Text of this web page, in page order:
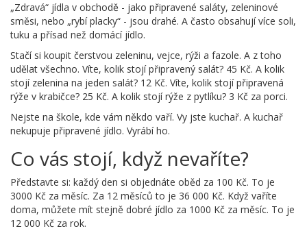
„Zdravá“ jídla v obchodě - jako připravené saláty, zeleninové
směsi, nebo „rybí placky“ - jsou drahé. A často obsahují více soli,
tuku a přísad než domácí jídlo.
Stačí si koupit čerstvou zeleninu, vejce, rýži a fazole. A z toho
udělat všechno. Víte, kolik stojí připravený salát? 45 Kč. A kolik
stojí zelenina na jeden salát? 12 Kč. Víte, kolik stojí připravená
rýže v krabičce? 25 Kč. A kolik stojí rýže z pytlíku? 3 Kč za porci.
Nejste na škole, kde vám někdo vaří. Vy jste kuchař. A kuchař
nekupuje připravené jídlo. Vyrábí ho.
Co vás stojí, když nevaříte?
Představte si: každý den si objednáte oběd za 100 Kč. To je
3000 Kč za měsíc. Za 12 měsíců to je 36 000 Kč. Když vaříte
doma, můžete mít stejně dobré jídlo za 1000 Kč za měsíc. To je
12 000 Kč za rok.